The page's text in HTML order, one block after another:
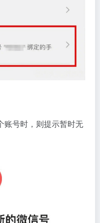
账号时，则提示暂时无